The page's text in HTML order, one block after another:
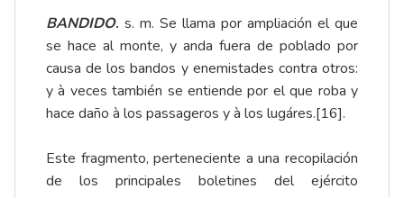
BANDIDO. s. m. Se llama por ampliación el que
se hace al monte, y anda fuera de poblado por
causa de los bandos y enemistades contra otros:
y à veces también se entiende por el que roba y
hace daño à los passageros y à los lugáres.[16].
Este fragmento, perteneciente a una recopilación
de los principales boletines del ejército